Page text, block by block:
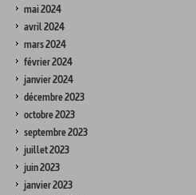
mai 2024
avril 2024
mars 2024
février 2024
janvier 2024
décembre 2023
octobre 2023
septembre 2023
juillet 2023
juin 2023
janvier 2023